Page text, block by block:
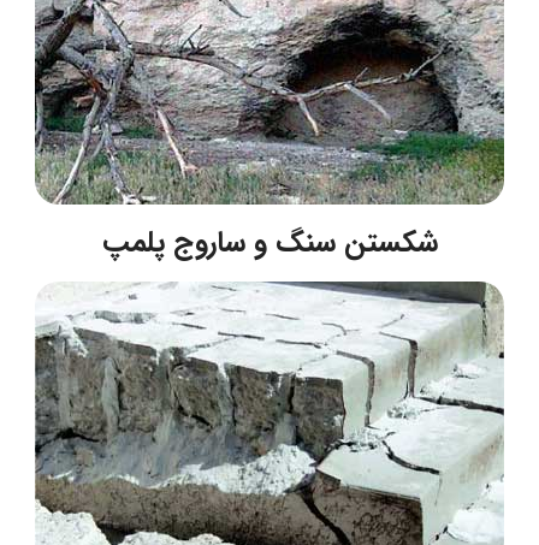
شکستن سنگ و ساروج پلمپ